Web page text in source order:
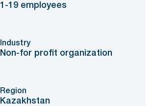
1-19 employees
Industry
Non-for profit organization
Region
Kazakhstan